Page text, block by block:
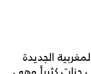
الجديدة